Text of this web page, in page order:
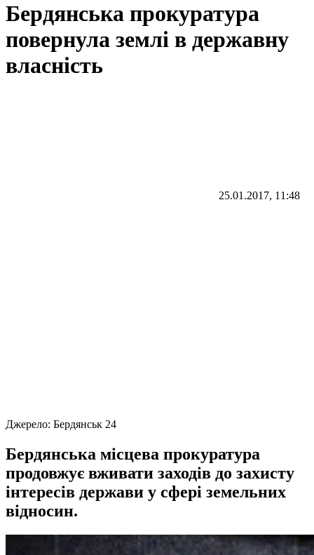
Бердянська прокуратура
повернула землі в державну
власність
25.01.2017, 11:48
Джерело: Бердянськ 24
Бердянська місцева прокуратура
продовжує вживати заходів до захисту
інтересів держави у сфері земельних
відносин.